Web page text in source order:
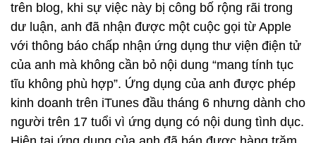
trên blog, khi sự việc này bị công bố rộng rãi trong
dư luận, anh đã nhận được một cuộc gọi từ Apple
với thông báo chấp nhận ứng dụng thư viện điện tử
của anh mà không cần bỏ nội dung “mang tính tục
tĩu không phù hợp”. Ứng dụng của anh được phép
kinh doanh trên iTunes đầu tháng 6 nhưng dành cho
người trên 17 tuổi vì ứng dụng có nội dung tình dục.